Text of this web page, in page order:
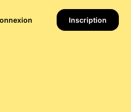
Inscription